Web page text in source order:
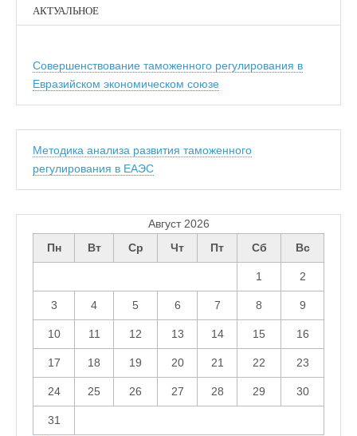
АКТУАЛЬНОЕ
Совершенствование таможенного регулирования в
Евразийском экономическом союзе
Методика анализа развития таможенного
регулирования в ЕАЭС
Август 2026
Пн
Вт Ср Чт Пт Сб Вс
1 2
3 4 5 6 7 8 9
10 11 12 13 14 15 16
17 18 19 20 21 22 23
24 25 26 27 28 29 30
31